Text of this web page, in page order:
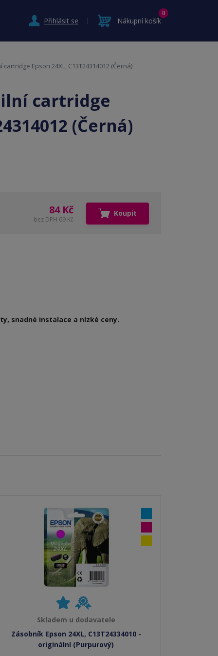
Přihlásit se Nákupní košík
0
Epson 24XL, C13T24314012 (Černá)
cartridge
(Černá)
84 Kč
bez DPH 69 Kč
Koupit
snadné instalace a nízké ceny.
Skladem u dodavatele
Zásobník Epson 24XL, C13T24334010 -
originální (Purpurový)